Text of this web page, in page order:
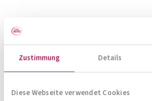
Zustimmung Details
Diese Webseite verwendet Cookies
Zum Produkt